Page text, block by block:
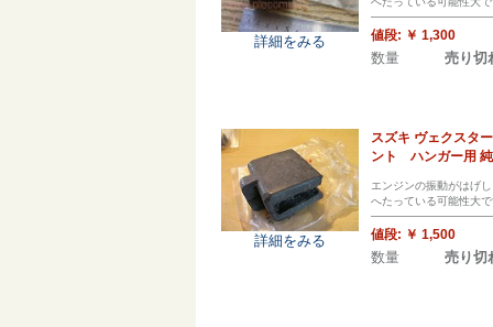
詳細をみる 値段: ￥ 1,300
数量 売り切
詳細をみる
スズキ ヴェクス
ント ハンガー用
エンジンの振動がはげ
へたっている可能性大
値段: ￥ 1,500
数量 売り切